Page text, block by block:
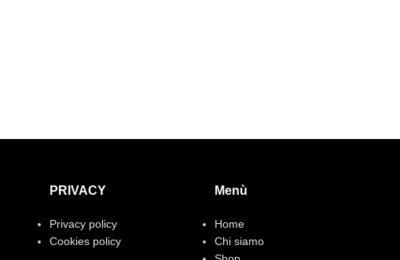
PRIVACY
Privacy policy
Cookies policy
Menù
Home
Chi siamo